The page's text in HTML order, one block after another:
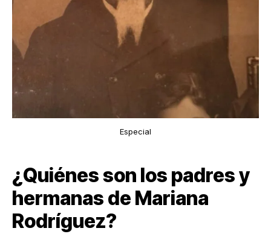
Especial
¿Quiénes son los padres y
hermanas de Mariana
Rodríguez?